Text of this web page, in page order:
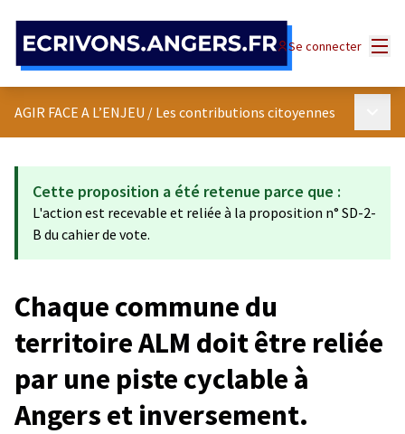
Se connecter
AGIR FACE A L’ENJEU / Les contributions citoyennes
Cette proposition a été retenue parce que :
L'action est recevable et reliée à la proposition n° SD-2-
B du cahier de vote.
Chaque commune du
territoire ALM doit être reliée
par une piste cyclable à
Angers et inversement.